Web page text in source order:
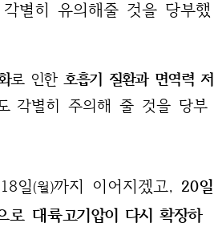
별히 유의해줄 것을 당부했
로 인한 호흡기 질환과 면역력 저
각별히 주의해 줄 것을 당부
일(월)까지 이어지겠고, 20일
로 대륙고기압이 다시 확장하